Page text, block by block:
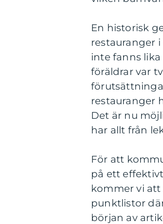
En historisk
restauranger
inte fanns
föräldrar var
restauranger
Det är nu
har allt från
För att
på ett
kommer vi
punktlistor
början av